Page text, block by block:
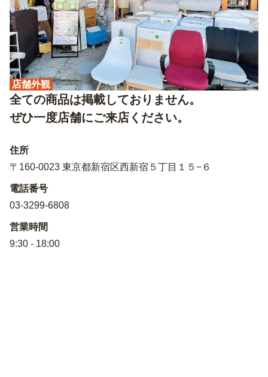
店舗外観
全ての商品は掲載しておりません。
ぜひ一度店舗にご来店ください。
住所
〒160-0023 東京都新宿区西新宿５丁目１５−６
電話番号
03-3299-6808
営業時間
9:30 - 18:00